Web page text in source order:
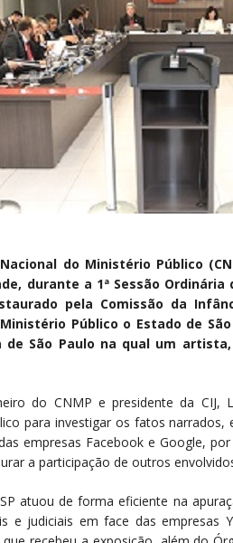
do Ministério Público
durante a 1ª Sessão
pela Comissão da
Público o Estado de
de São Paulo na qual um
do CNMP e presidente da CIJ,
para investigar os fatos
empresas Facebook e Google,
a participação de outros
atuou de forma eficiente na
e judiciais em face das empresas